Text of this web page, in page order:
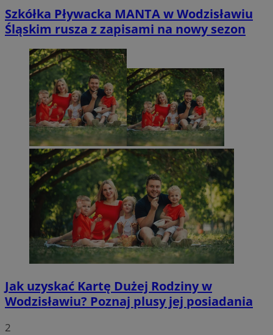
Szkółka Pływacka MANTA w Wodzisławiu
Śląskim rusza z zapisami na nowy sezon
Jak uzyskać Kartę Dużej Rodziny w
Wodzisławiu? Poznaj plusy jej posiadania
2